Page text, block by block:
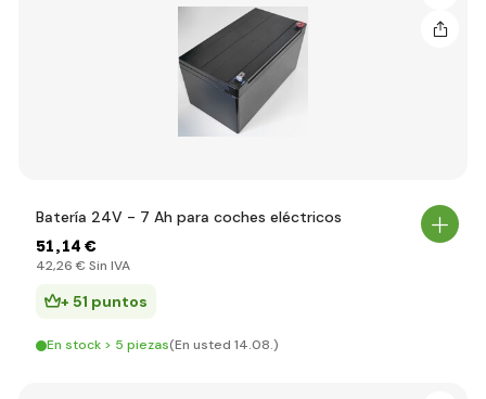
Batería 24V - 7 Ah para coches eléctricos
51,14 €
42,26 € Sin IVA
+ 51 puntos
En stock > 5 piezas(En usted 14.08.)